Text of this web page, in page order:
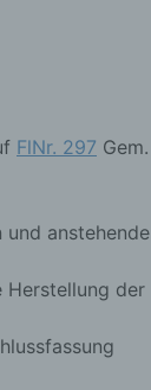
FlNr. 297 Gem.
und anstehende
Herstellung der